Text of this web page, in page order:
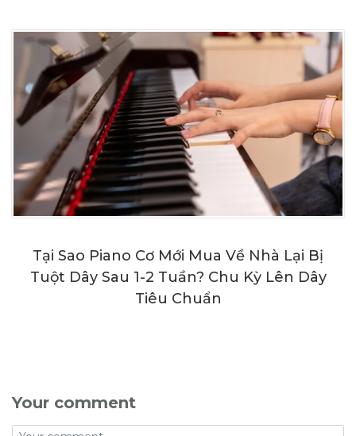
Tại Sao Piano Cơ Mới Mua Về Nhà Lại Bị
Tuột Dây Sau 1-2 Tuần? Chu Kỳ Lên Dây
Tiêu Chuẩn
Your comment